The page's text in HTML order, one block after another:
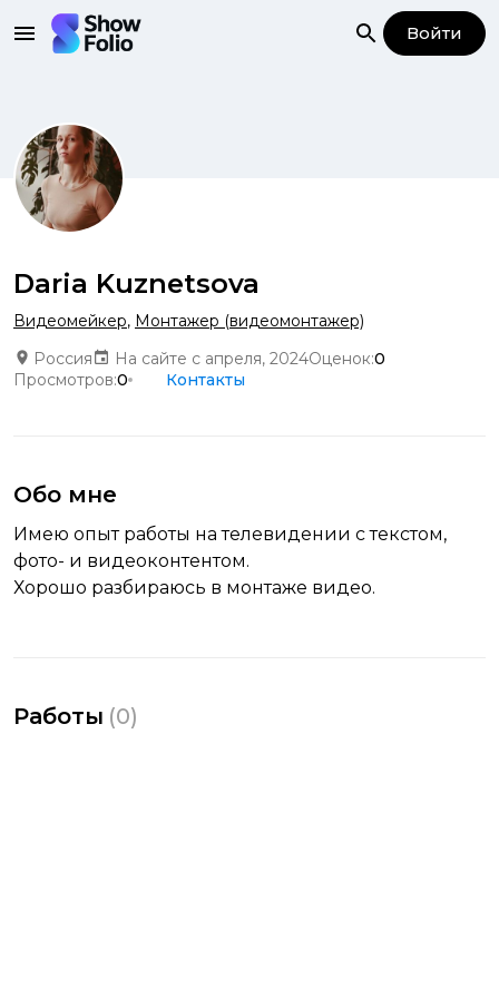
Войти
Daria Kuznetsova
Видеомейкер, Монтажер (видеомонтажер)
Россия
На сайте с апреля, 2024Оценок:0
Просмотров:0 Контакты
Обо мне
Имею опыт работы на телевидении с текстом,
фото- и видеоконтентом.
Хорошо разбираюсь в монтаже видео.
Работы (0)